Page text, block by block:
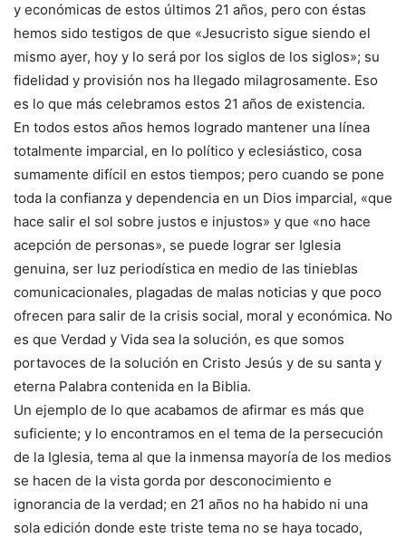
y económicas de estos últimos 21 años, pero con éstas
hemos sido testigos de que «Jesucristo sigue siendo el
mismo ayer, hoy y lo será por los siglos de los siglos»; su
fidelidad y provisión nos ha llegado milagrosamente. Eso
es lo que más celebramos estos 21 años de existencia.
En todos estos años hemos logrado mantener una línea
totalmente imparcial, en lo político y eclesiástico, cosa
sumamente difícil en estos tiempos; pero cuando se pone
toda la confianza y dependencia en un Dios imparcial, «que
hace salir el sol sobre justos e injustos» y que «no hace
acepción de personas», se puede lograr ser Iglesia
genuina, ser luz periodística en medio de las tinieblas
comunicacionales, plagadas de malas noticias y que poco
ofrecen para salir de la crisis social, moral y económica. No
es que Verdad y Vida sea la solución, es que somos
portavoces de la solución en Cristo Jesús y de su santa y
eterna Palabra contenida en la Biblia.
Un ejemplo de lo que acabamos de afirmar es más que
suficiente; y lo encontramos en el tema de la persecución
de la Iglesia, tema al que la inmensa mayoría de los medios
se hacen de la vista gorda por desconocimiento e
ignorancia de la verdad; en 21 años no ha habido ni una
sola edición donde este triste tema no se haya tocado,